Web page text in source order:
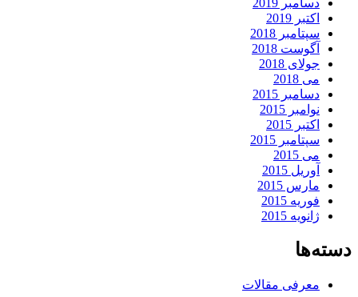
اکتبر 2019
سپتامبر 2018
آگوست 2018
جولای 2018
می 2018
دسامبر 2015
نوامبر 2015
اکتبر 2015
سپتامبر 2015
می 2015
آوریل 2015
مارس 2015
فوریه 2015
ژانویه 2015
دسته‌ها
معرفی مقالات